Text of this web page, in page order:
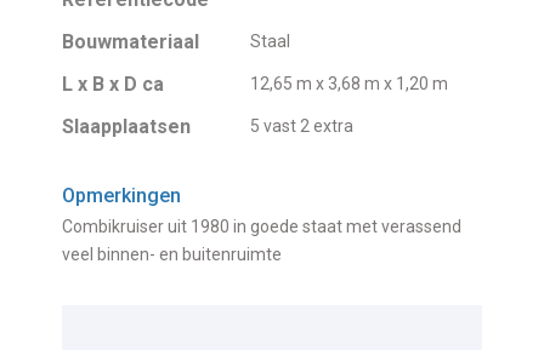
Bouwmateriaal
Staal
L x B x D ca 12,65 m x 3,68 m x 1,20 m
Slaapplaatsen 5 vast 2 extra
Opmerkingen
Combikruiser uit 1980 in goede staat met verassend
veel binnen- en buitenruimte